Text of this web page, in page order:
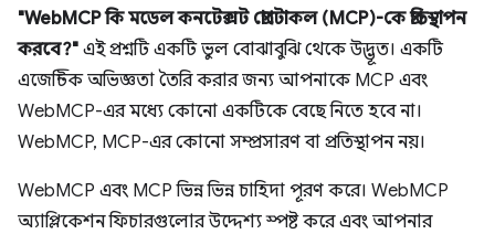
"WebMCP কি মডেল কনটেক্সট প্রোটোকল (MCP)-কে প্রতিস্থাপন
করবে?" এই প্রশ্নটি একটি ভুল বোঝাবুঝি থেকে উদ্ভূত। একটি
এজেন্টিক অভিজ্ঞতা তৈরি করার জন্য আপনাকে MCP এবং
WebMCP-এর মধ্যে কোনো একটিকে বেছে নিতে হবে না।
WebMCP, MCP-এর কোনো সম্প্রসারণ বা প্রতিস্থাপন নয়।
WebMCP এবং MCP ভিন্ন ভিন্ন চাহিদা পূরণ করে। WebMCP
অ্যাপ্লিকেশন ফিচারগুলোর উদ্দেশ্য স্পষ্ট করে এবং আপনার